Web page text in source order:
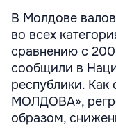
В Молдове
во всех
сравнению с
сообщили в
республики.
МОЛДОВА»,
образом,